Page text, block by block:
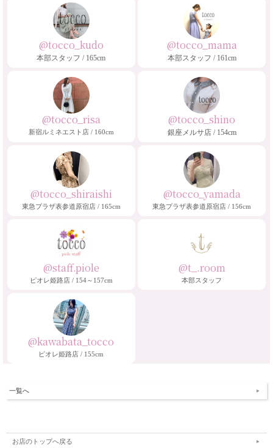
@tocco_kudo
本部スタッフ / 165cm
@tocco_mama
本部スタッフ / 161cm
@tocco_risa
新宿ルミネエスト店 / 160cm
@tocco_shino
銀座メルサ店 / 154cm
@tocco_shiraishi
東急プラザ表参道原宿店 / 165cm
@tocco_yamada
東急プラザ表参道原宿店 / 156cm
@staff.piole
ピオレ姫路店 / 154～157cm
@t_.room
本部スタッフ
@kawabata_tocco
ピオレ姫路店 / 155cm
一覧へ
お店のトップへ戻る